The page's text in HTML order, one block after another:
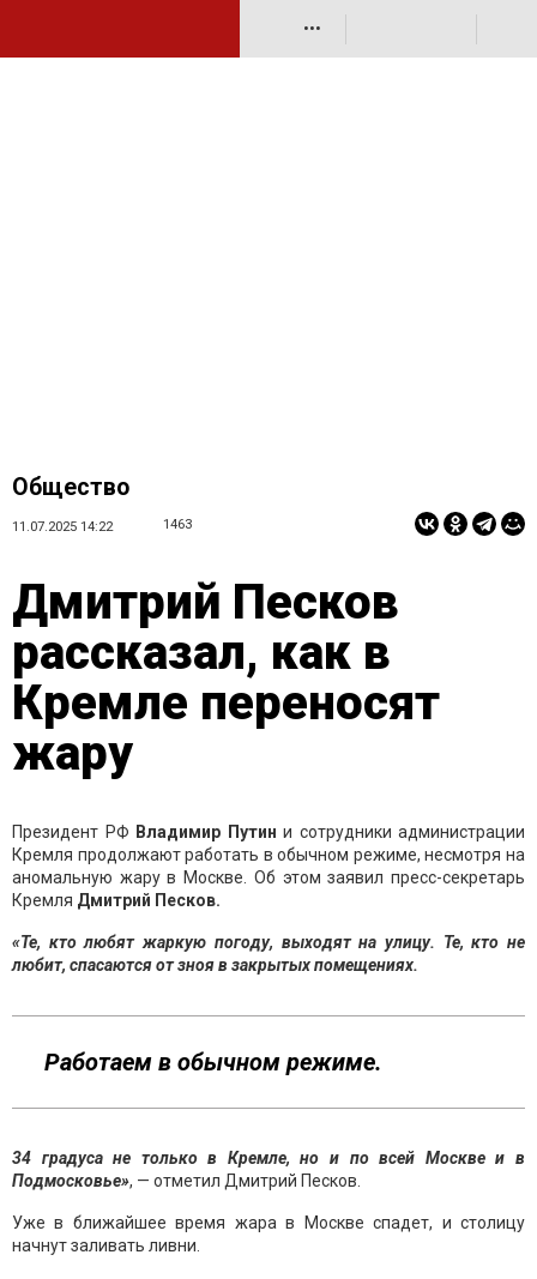
•••
Общество
11.07.2025 14:22 1463
Дмитрий Песков
рассказал, как в
Кремле переносят
жару
Президент РФ Владимир Путин и сотрудники администрации
Кремля продолжают работать в обычном режиме, несмотря на
аномальную жару в Москве. Об этом заявил пресс-секретарь
Кремля Дмитрий Песков.
«Те, кто любят жаркую погоду, выходят на улицу. Те, кто не
любит, спасаются от зноя в закрытых помещениях.
Работаем в обычном режиме.
34 градуса не только в Кремле, но и по всей Москве и в
Подмосковье», — отметил Дмитрий Песков.
Уже в ближайшее время жара в Москве спадет, и столицу
начнут заливать ливни.